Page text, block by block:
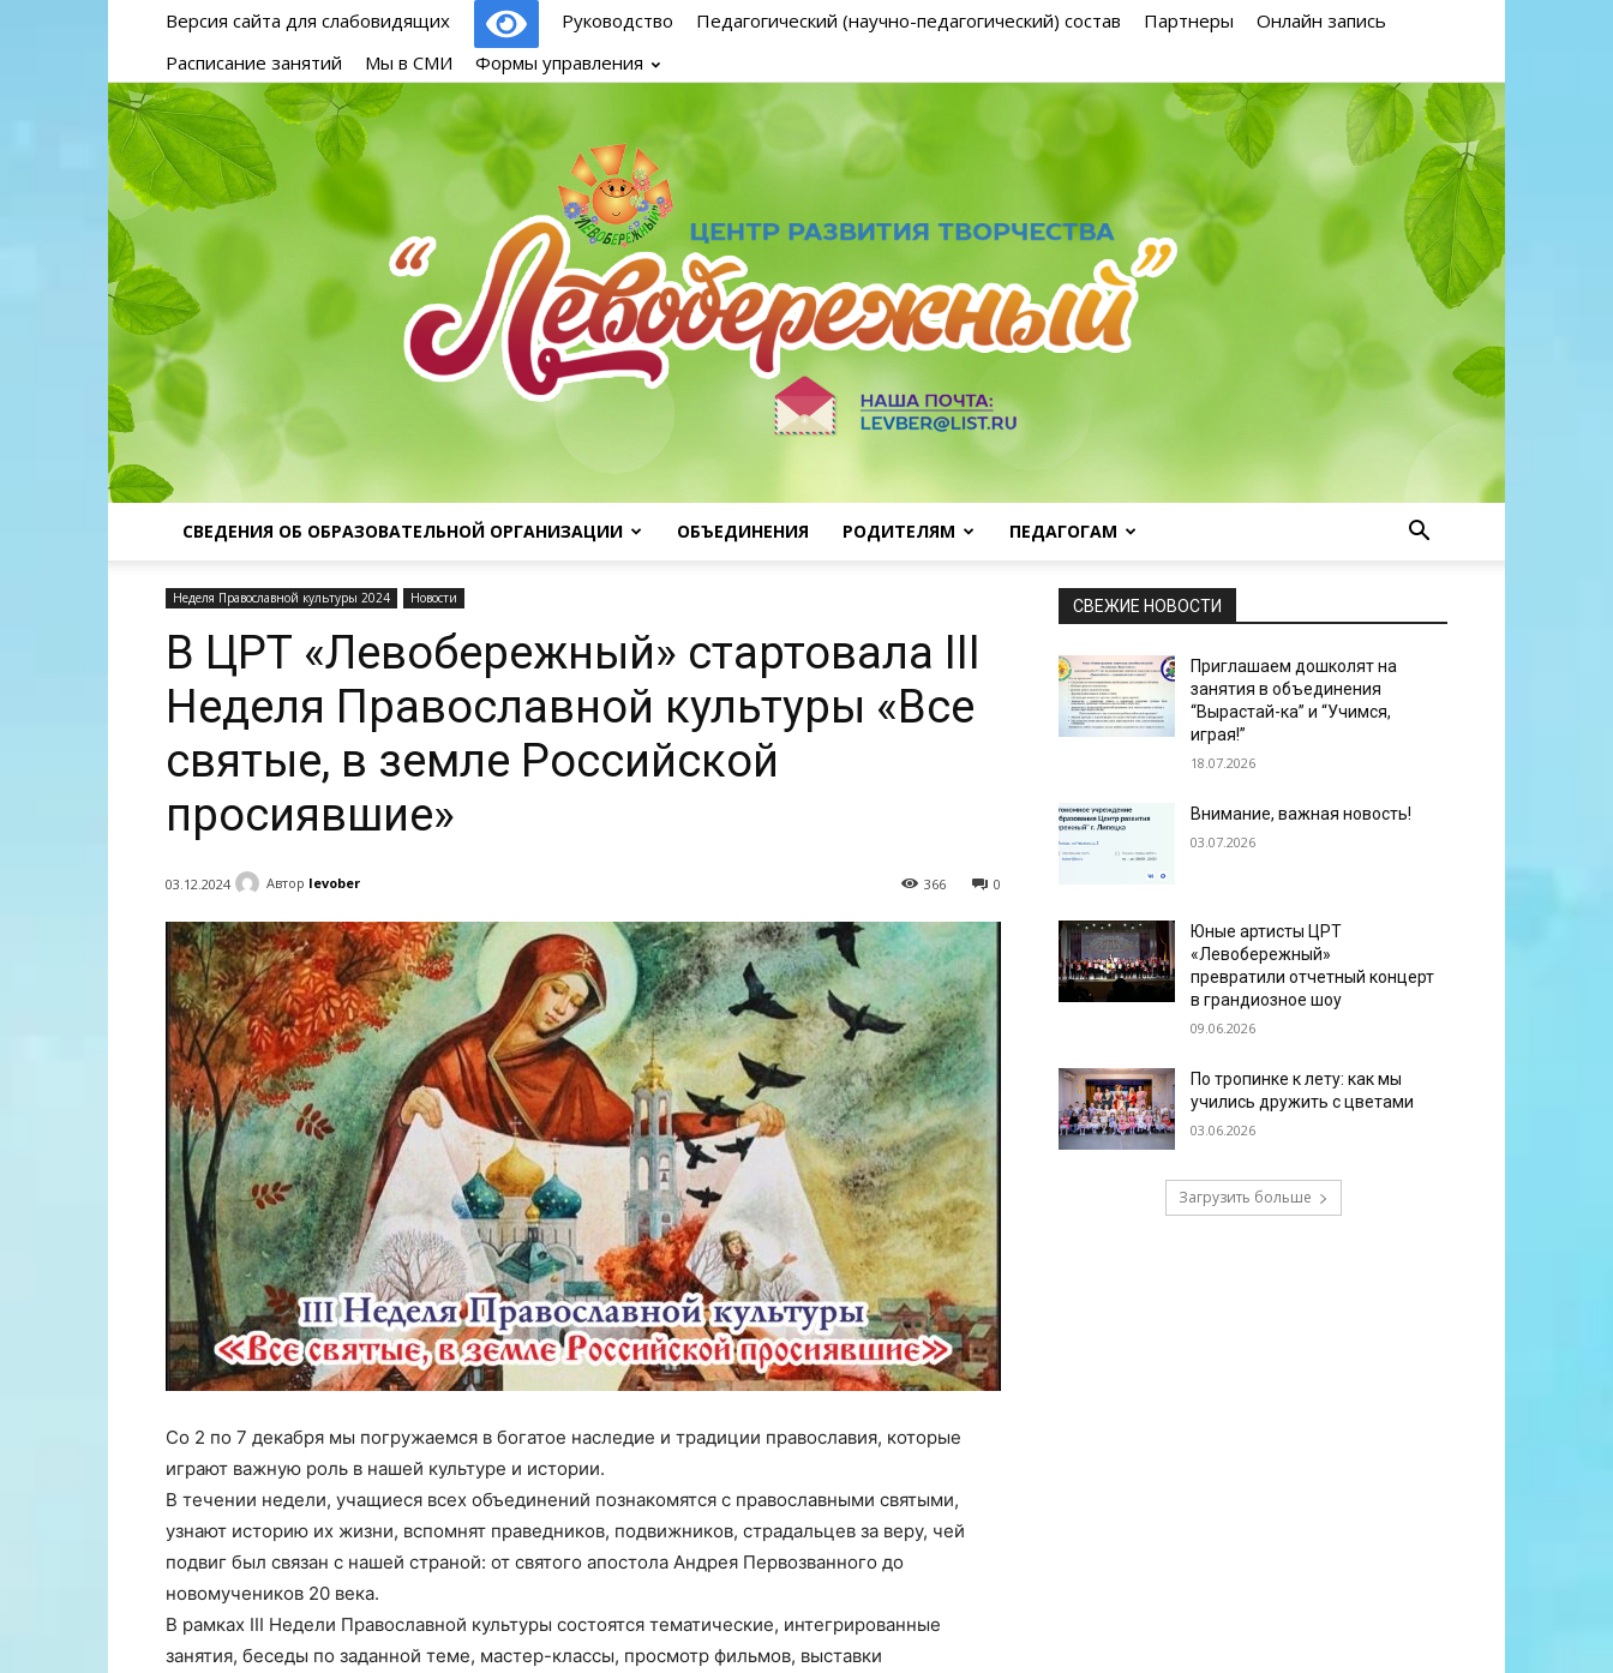
Версия сайта для слабовидящих Руководство Педагогический (научно-педагогический) состав Партнеры
Онлайн запись
Расписание занятий
Мы в СМИ Формы управления
"Левобережный"
СВЕДЕНИЯ ОБ ОБРАЗОВАТЕЛЬНОЙ ОРГАНИЗАЦИИ ОБЪЕДИНЕНИЯ РОДИТЕЛЯМ ПЕДАГОГАМ
Неделя Православной культуры 2024 Новости
В ЦРТ «Левобережный» стартовала III
Неделя Православной культуры «Все
святые, в земле Российской
просиявшие»
03.12.2024 Автор levober 0
366
Со 2 по 7 декабря мы погружаемся в богатое наследие и традиции православия, которые
играют важную роль в нашей культуре и истории.
В течении недели, учащиеся всех объединений познакомятся с православными святыми,
узнают историю их жизни, вспомнят праведников, подвижников, страдальцев за веру, чей
подвиг был связан с нашей страной: от святого апостола Андрея Первозванного до
новомучеников 20 века.
В рамках III Недели Православной культуры состоятся тематические, интегрированные
занятия, беседы по заданной теме, мастер-классы, просмотр фильмов, выставки
СВЕЖИЕ НОВОСТИ
Приглашаем дошколят на
занятия в объединения
“Вырастай-ка” и “Учимся,
играя!”
18.07.2026
Внимание, важная новость!
03.07.2026
Юные артисты ЦРТ
«Левобережный»
превратили отчетный концерт
в грандиозное шоу
09.06.2026
По тропинке к лету: как мы
учились дружить с цветами
03.06.2026
Загрузить больше